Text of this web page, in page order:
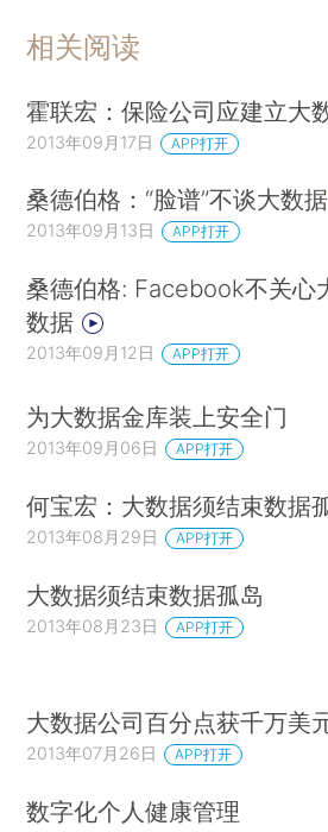
相关阅读
霍联宏：保险公司应建立大
2013年09月17日 APP打开
桑德伯格：“脸谱”不谈大数据
2013年09月13日 APP打开
桑德伯格: Facebook不关心
数据
2013年09月12日 APP打开
为大数据金库装上安全门
2013年09月06日 APP打开
何宝宏：大数据须结束数据
2013年08月29日 APP打开
大数据须结束数据孤岛
2013年08月23日 APP打开
大数据公司百分点获千万美
2013年07月26日 APP打开
数字化个人健康管理